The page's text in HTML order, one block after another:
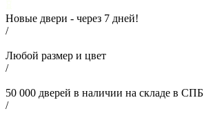
Новые двери - через 7 дней!
/
Любой размер и цвет
/
50 000 дверей в наличии на складе в СПБ
/